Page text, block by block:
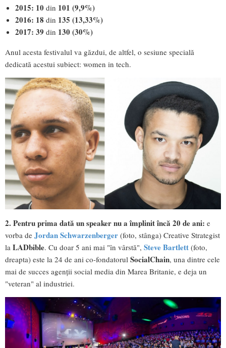
2015: 10 din 101 (9,9%)
2016: 18 din 135 (13,33%)
2017: 39 din 130 (30%)
Anul acesta festivalul va găzdui, de altfel, o sesiune specială
dedicată acestui subiect: women in tech.
2. Pentru prima dată un speaker nu a împlinit încă 20 de ani: e
vorba de Jordan Schwarzenberger (foto, stânga) Creative Strategist
la LADbible. Cu doar 5 ani mai "în vârstă", Steve Bartlett (foto,
dreapta) este la 24 de ani co-fondatorul SocialChain, una dintre cele
mai de succes agenții social media din Marea Britanie, e deja un
"veteran" al industriei.